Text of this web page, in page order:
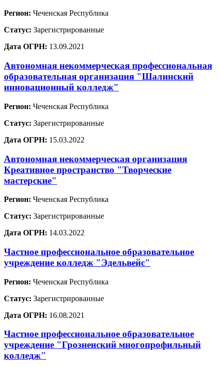
Регион: Чеченская Республика
Статус: Зарегистрированные
Дата ОГРН: 13.09.2021
Автономная некоммерческая профессиональная
образовательная организация "Шалинский
инновационный колледж"
Регион: Чеченская Республика
Статус: Зарегистрированные
Дата ОГРН: 15.03.2022
Автономная некоммерческая организация
Креативное пространство "Творческие
мастерские"
Регион: Чеченская Республика
Статус: Зарегистрированные
Дата ОГРН: 14.03.2022
Частное профессиональное образовательное
учреждение колледж "Эдельвейс"
Регион: Чеченская Республика
Статус: Зарегистрированные
Дата ОГРН: 16.08.2021
Частное профессиональное образовательное
учреждение "Грозненский многопрофильный
колледж"